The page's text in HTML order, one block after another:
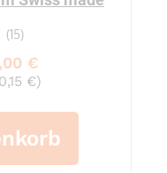
(15)
€
€)